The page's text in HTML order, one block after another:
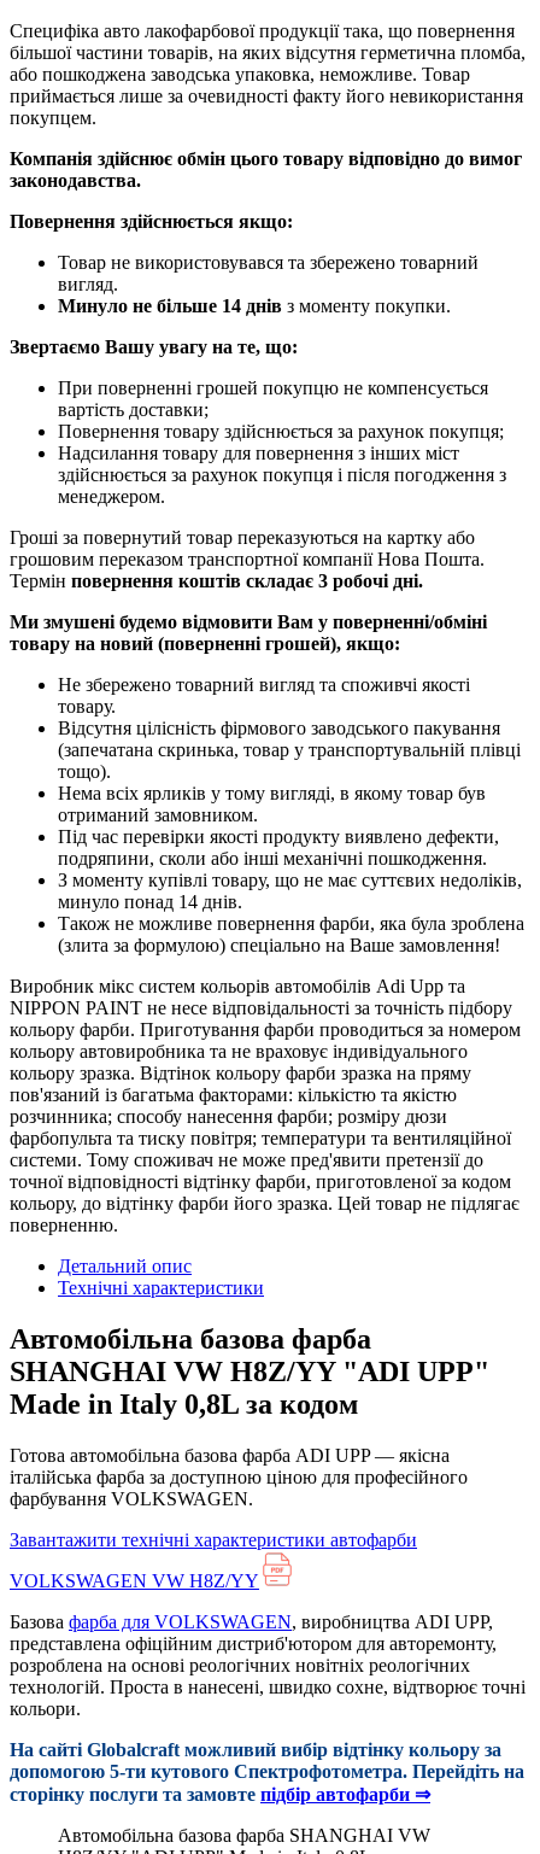
Специфіка авто лакофарбової продукції така, що повернення
більшої частини товарів, на яких відсутня герметична пломба,
або пошкоджена заводська упаковка, неможливе. Товар
приймається лише за очевидності факту його невикористання
покупцем.
Компанія здійснює обмін цього товару відповідно до вимог
законодавства.
Повернення здійснюється якщо:
Товар не використовувався та збережено товарний
вигляд.
Минуло не більше 14 днів з моменту покупки.
Звертаємо Вашу увагу на те, що:
При поверненні грошей покупцю не компенсується
вартість доставки;
Повернення товару здійснюється за рахунок покупця;
Надсилання товару для повернення з інших міст
здійснюється за рахунок покупця і після погодження з
менеджером.
Гроші за повернутий товар переказуються на картку або
грошовим переказом транспортної компанії Нова Пошта.
Термін повернення коштів складає 3 робочі дні.
Ми змушені будемо відмовити Вам у поверненні/обміні
товару на новий (поверненні грошей), якщо:
Не збережено товарний вигляд та споживчі якості
товару.
Відсутня цілісність фірмового заводського пакування
(запечатана скринька, товар у транспортувальній плівці
тощо).
Нема всіх ярликів у тому вигляді, в якому товар був
отриманий замовником.
Під час перевірки якості продукту виявлено дефекти,
подряпини, сколи або інші механічні пошкодження.
З моменту купівлі товару, що не має суттєвих недоліків,
минуло понад 14 днів.
Також не можливе повернення фарби, яка була зроблена
(злита за формулою) спеціально на Ваше замовлення!
Виробник мікс систем кольорів автомобілів Adi Upp та
NIPPON PAINT не несе відповідальності за точність підбору
кольору фарби. Приготування фарби проводиться за номером
кольору автовиробника та не враховує індивідуального
кольору зразка. Відтінок кольору фарби зразка на пряму
пов'язаний із багатьма факторами: кількістю та якістю
розчинника; способу нанесення фарби; розміру дюзи
фарбопульта та тиску повітря; температури та вентиляційної
системи. Тому споживач не може пред'явити претензії до
точної відповідності відтінку фарби, приготовленої за кодом
кольору, до відтінку фарби його зразка. Цей товар не підлягає
поверненню.
Детальний опис
Технічні характеристики
Автомобільна базова фарба
SHANGHAI VW H8Z/YY "ADI UPP"
Made in Italy 0,8L за кодом
Готова автомобільна базова фарба ADI UPP — якісна
італійська фарба за доступною ціною для професійного
фарбування VOLKSWAGEN.
Завантажити технічні характеристики автофарби
VOLKSWAGEN VW H8Z/YY
Базова фарба для VOLKSWAGEN, виробництва ADI UPP,
представлена офіційним дистриб'ютором для авторемонту,
розроблена на основі реологічних новітніх реологічних
технологій. Проста в нанесені, швидко сохне, відтворює точні
кольори.
На сайті Globalcraft можливий вибір відтінку кольору за
допомогою 5-ти кутового Cпектрофотометра. Перейдіть на
сторінку послуги та замовте підбір автофарби ⇒
Автомобільна базова фарба SHANGHAI VW